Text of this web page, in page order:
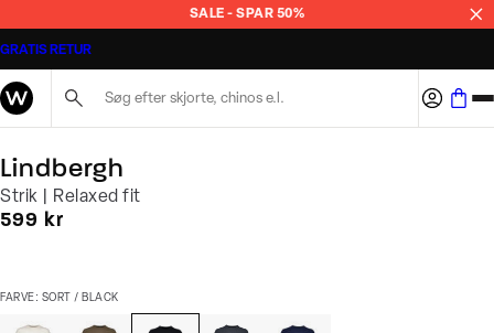
SALE - SPAR 50%
GRATIS RETUR
Lindbergh
Strik | Relaxed fit
I alt (inkl. rabat)
599 kr
FARVE: SORT / BLACK